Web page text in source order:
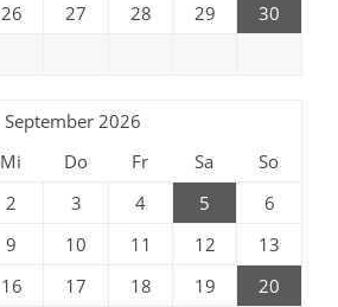
26 27 28 29
30
September 2026
Mi Do Fr Sa
So
2 3 4 5
6
9 10 11 12
13
16 17 18 19
20